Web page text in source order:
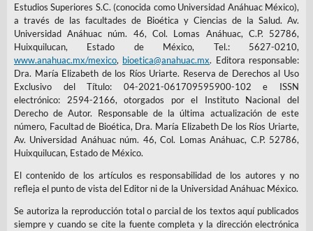
Estudios Superiores S.C. (conocida como Universidad Anáhuac México),
a través de las facultades de Bioética y Ciencias de la Salud. Av.
Universidad Anáhuac núm. 46, Col. Lomas Anáhuac, C.P. 52786,
Huixquilucan, Estado de México, Tel.: 5627-0210,
www.anahuac.mx/mexico, bioetica@anahuac.mx. Editora responsable:
Dra. María Elizabeth de los Ríos Uriarte. Reserva de Derechos al Uso
Exclusivo del Título: 04-2021-061709595900-102 e ISSN
electrónico: 2594-2166, otorgados por el Instituto Nacional del
Derecho de Autor. Responsable de la última actualización de este
número, Facultad de Bioética, Dra. María Elizabeth De los Ríos Uriarte,
Av. Universidad Anáhuac núm. 46, Col. Lomas Anáhuac, C.P. 52786,
Huixquilucan, Estado de México.
El contenido de los artículos es responsabilidad de los autores y no
refleja el punto de vista del Editor ni de la Universidad Anáhuac México.
Se autoriza la reproducción total o parcial de los textos aquí publicados
siempre y cuando se cite la fuente completa y la dirección electrónica